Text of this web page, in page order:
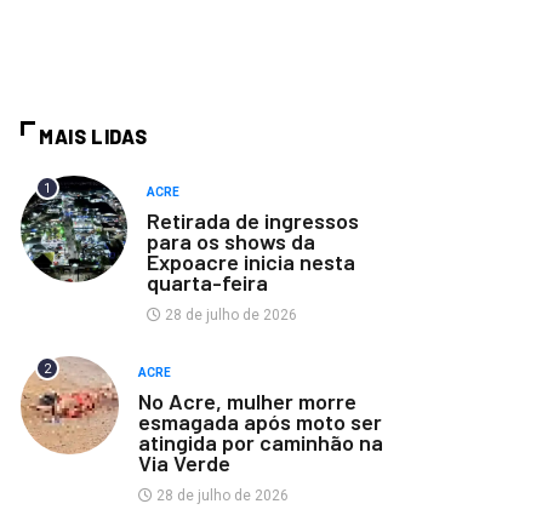
MAIS LIDAS
1 ACRE
Retirada de ingressos
para os shows da
Expoacre inicia nesta
quarta-feira
28 de julho de 2026
2 ACRE
No Acre, mulher morre
esmagada após moto ser
atingida por caminhão na
Via Verde
28 de julho de 2026